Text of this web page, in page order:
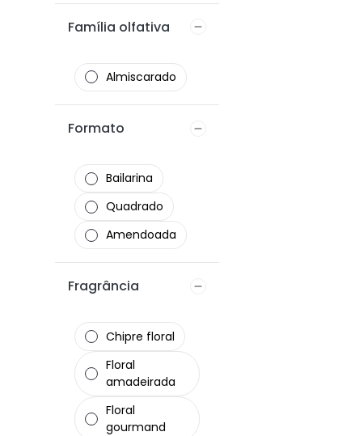
Marrom
sem cola
Família olfativa
Almiscarado
Formato
Bailarina
Quadrado
Amendoada
Fragrância
Chipre floral
Floral
amadeirada
Floral
gourmand